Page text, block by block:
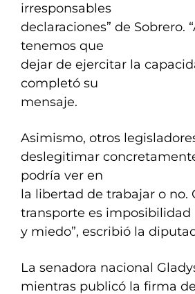
irresponsables
declaraciones” de Sobrero.
tenemos que
dejar de ejercitar la
completó su
mensaje.
Asimismo, otros
deslegitimar
podría ver en
la libertad de trabajar o no.
transporte es imposibilidad
y miedo”, escribió la
La senadora nacional
mientras publicó la firma